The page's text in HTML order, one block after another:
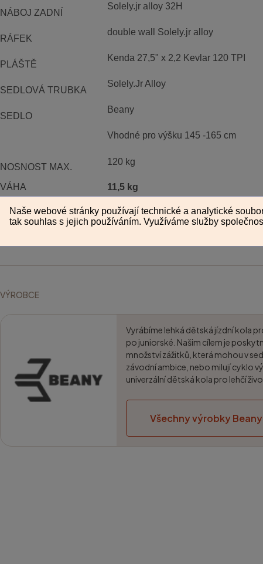
NÁBOJ ZADNÍ
Solely.jr alloy 32H
RÁFEK
double wall Solely.jr alloy
PLÁŠTĚ
Kenda 27,5" x 2,2 Kevlar 120 TPI
SEDLOVÁ TRUBKA
Solely.Jr Alloy
SEDLO
Beany
Vhodné pro výšku 145 -165 cm
NOSNOST MAX.
120 kg
VÁHA 11,5 kg
VÝROBCE
Vyrábíme lehká dětská jízdní kola
po juniorské. Našim cílem je
množství zážitků, která mohou v
závodní ambice, nebo milují cyklo
univerzální dětská kola pro lehčí
Všechny výrobky Beany